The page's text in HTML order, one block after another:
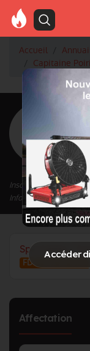
Accéder
Accueil
Capitaine
Inscrit depuis le 13/
Informations mises à
Spécialités /
FDF Feux de foret
Affectation